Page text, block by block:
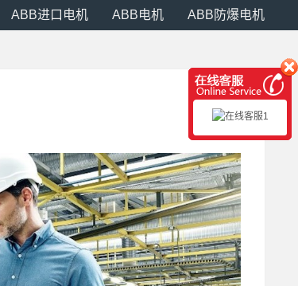
ABB进口电机 ABB电机 ABB防爆电机